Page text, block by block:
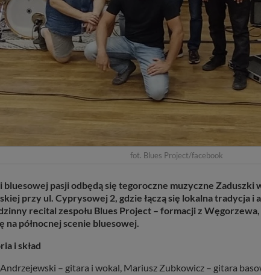
fot. Blues Project/facebook
bluesowej pasji odbędą się tegoroczne muzyczne
przy ul. Cyprysowej 2, gdzie łączą się lokalna tradycja
recital zespołu Blues Project – formacji z
na północnej scenie bluesowej.
i skład
– gitara i wokal, Mariusz Zubkowicz – gitara